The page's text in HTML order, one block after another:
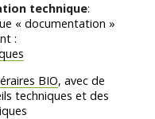
technique:
« documentation »
:
BIO, avec de
techniques et des